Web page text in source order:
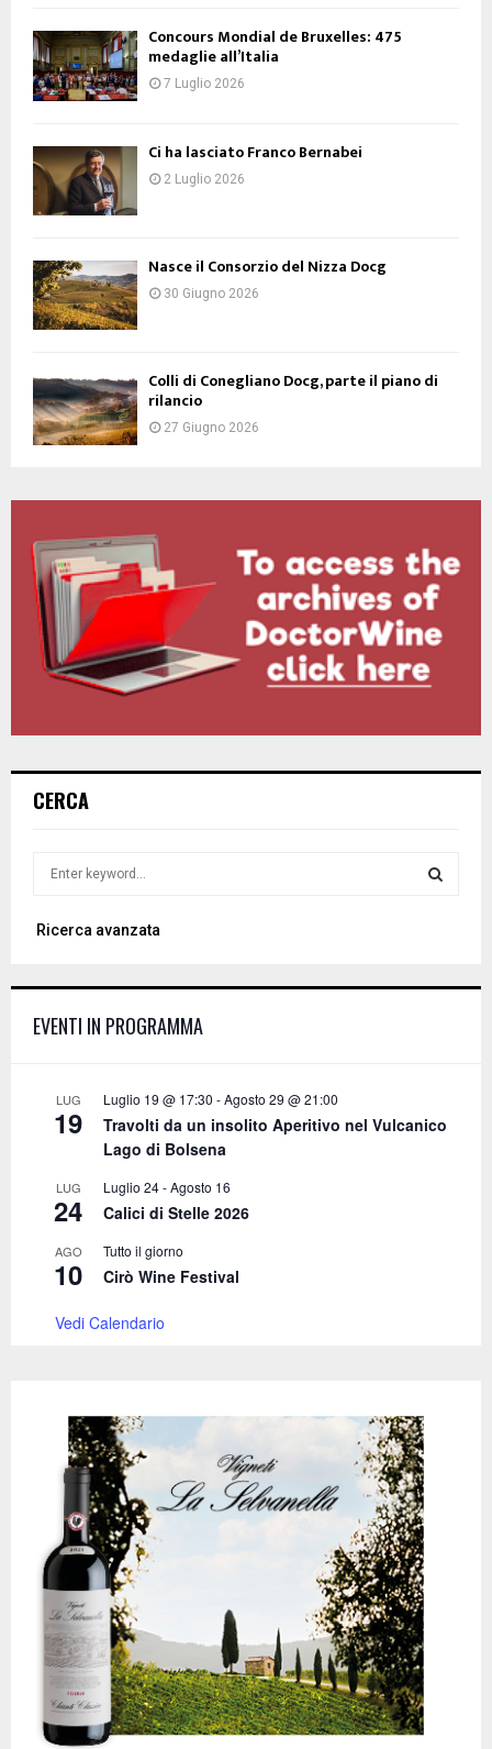
Concours Mondial de Bruxelles: 475
medaglie all’Italia
7 Luglio 2026
Ci ha lasciato Franco Bernabei
2 Luglio 2026
Nasce il Consorzio del Nizza Docg
30 Giugno 2026
Colli di Conegliano Docg, parte il piano di
rilancio
27 Giugno 2026
CERCA
r
o
Ricerca avanzata
EVENTI IN PROGRAMMA
LUG
19
Luglio 19 @ 17:30 -Agosto 29 @ 21:00
Travolti da un insolito Aperitivo nel Vulcanico
Lago di Bolsena
LUG
24
Luglio 24-Agosto 16
Calici di Stelle 2026
AGO
10
Tutto il giorno
Cirò Wine Festival
Vedi Calendario